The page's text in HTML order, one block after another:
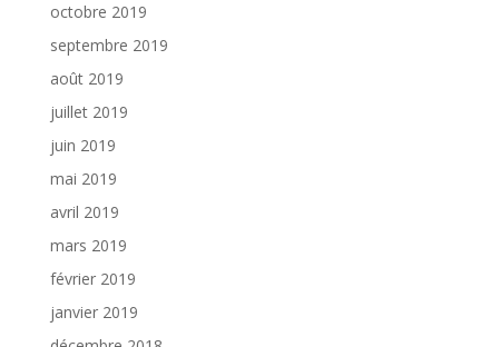
octobre 2019
septembre 2019
août 2019
juillet 2019
juin 2019
mai 2019
avril 2019
mars 2019
février 2019
janvier 2019